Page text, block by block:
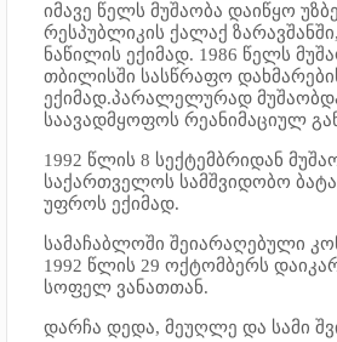
იმავე წელს მუშაობა დაიწყო
რესპუბლიკის ქალაქ
ნაწილის ექიმად. 1986 წელს
თბილისში სასწრაფო
ექიმად.პარალელურად
საავადმყოფოს რეანიმაციულ
1992 წლის 8 სექტემბრიდან
საქართველოს სამშვიდობო
უფროს ექიმად.
სამაჩაბლოში შეიარაღებული
1992 წლის 29 ოქტომბერს
სოფელ ვანათთან.
დარჩა დედა, მეუღლე და სამი